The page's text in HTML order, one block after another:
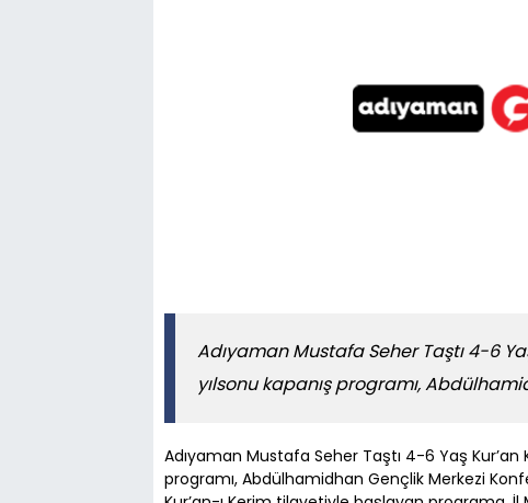
Adıyaman Mustafa Seher Taştı 4-6
yılsonu kapanış programı,
Adıyaman Mustafa Seher Taştı 4-6 Yaş Kur’an
programı, Abdülhamidhan Gençlik Merkezi